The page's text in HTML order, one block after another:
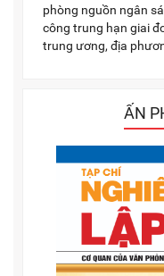
phòng nguồn ngân
công trung hạn giai
trung ương, địa
ẤN